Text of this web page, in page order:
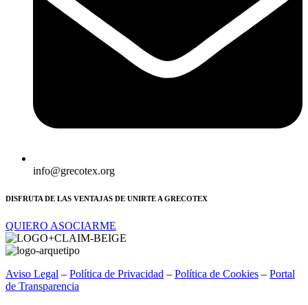
info@grecotex.org
DISFRUTA DE LAS VENTAJAS DE UNIRTE A GRECOTEX
QUIERO ASOCIARME
Aviso Legal – Política de Privacidad – Política de Cookies – Portal
de Transparencia